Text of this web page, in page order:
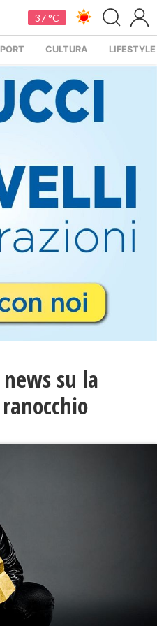
37 °C
CULTURA LIFESTYLE
su la